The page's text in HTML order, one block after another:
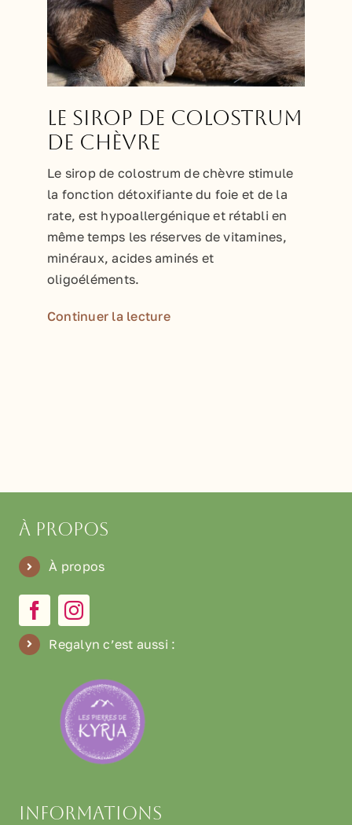
Le sirop de Colostrum
de chèvre
Le sirop de colostrum de chèvre stimule
la fonction détoxifiante du foie et de la
rate, est hypoallergénique et rétabli en
même temps les réserves de vitamines,
minéraux, acides aminés et
oligoéléments.
Continuer la lecture
À propos
À propos
Regalyn c’est aussi :
Informations